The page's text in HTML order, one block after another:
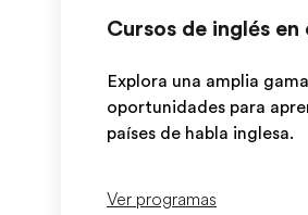
Cursos de inglés
Explora una amplia
oportunidades para
países de habla inglesa.
Ver programas